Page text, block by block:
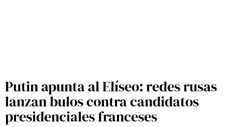
Putin apunta al Elíseo: redes rusas
lanzan bulos contra candidatos
presidenciales franceses